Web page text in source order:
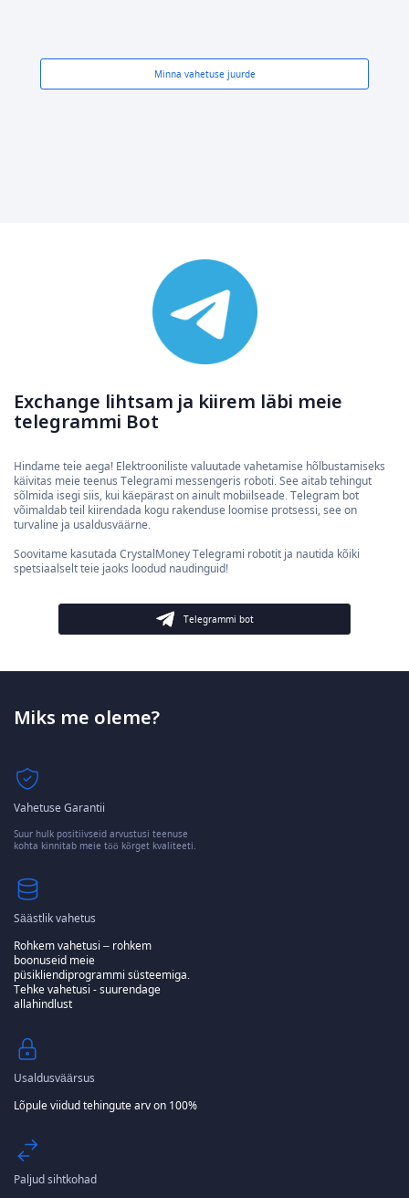
Minna vahetuse juurde
Exchange lihtsam ja kiirem läbi meie
telegrammi Bot
Hindame teie aega! Elektrooniliste valuutade vahetamise hõlbustamiseks
käivitas meie teenus Telegrami messengeris roboti. See aitab tehingut
sõlmida isegi siis, kui käepärast on ainult mobiilseade. Telegram bot
võimaldab teil kiirendada kogu rakenduse loomise protsessi, see on
turvaline ja usaldusväärne.
Soovitame kasutada CrystalMoney Telegrami robotit ja nautida kõiki
spetsiaalselt teie jaoks loodud naudinguid!
Telegrammi bot
Miks me oleme?
Vahetuse Garantii
Suur hulk positiivseid arvustusi teenuse
kohta kinnitab meie töö kõrget kvaliteeti.
Säästlik vahetus
Rohkem vahetusi – rohkem
boonuseid meie
püsikliendiprogrammi süsteemiga.
Tehke vahetusi - suurendage
allahindlust
Usaldusväärsus
Lõpule viidud tehingute arv on 100%
Paljud sihtkohad